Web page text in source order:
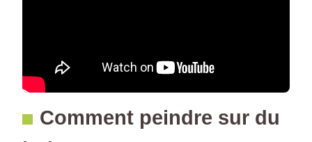
Comment peindre sur du